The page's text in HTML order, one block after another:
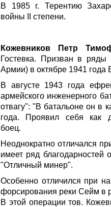
В 1985 г. Терентию
войны II степени.
Кожевников Петр
Гостевка. Призван в ряды
Армии) в октябре 1941 года
В августе 1943 года
армейского инженерного
отвагу": "В батальоне он в
года. Проявил себя как
боец.
Неоднократно отличался
имеет ряд благодарностей
"Отличный минер".
Особенно отличился при
форсирования реки Сейм в
В этой операции тов.